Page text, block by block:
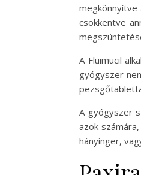
csökkentve
A Fluimucil
gyógyszer
A gyógyszer
azok
hányinger,